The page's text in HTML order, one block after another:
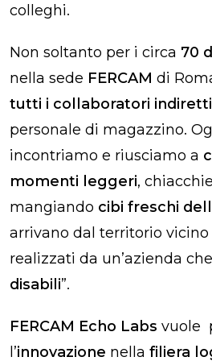
colleghi.
Non soltanto per i circa 70
nella sede FERCAM di
tutti i collaboratori indiretti
personale di magazzino.
incontriamo e riusciamo a
momenti leggeri,
mangiando cibi freschi
arrivano dal territorio vicino
realizzati da un’azienda
disabili”.
FERCAM Echo Labs vuole
l’innovazione nella filiera